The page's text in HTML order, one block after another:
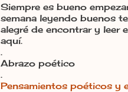
Siempre es bueno
semana leyendo buenos
alegré de encontrar y leer
aquí.
.
Abrazo poético
.
Pensamientos poéticos y